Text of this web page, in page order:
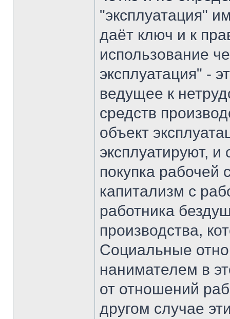
"эксплуатация"
даёт ключ и к
использование
эксплуатация" -
ведущее к
средств
объект
эксплуатируют,
покупка рабочей
капитализм с
работника
производства,
Социальные
нанимателем в
от отношений
другом случае